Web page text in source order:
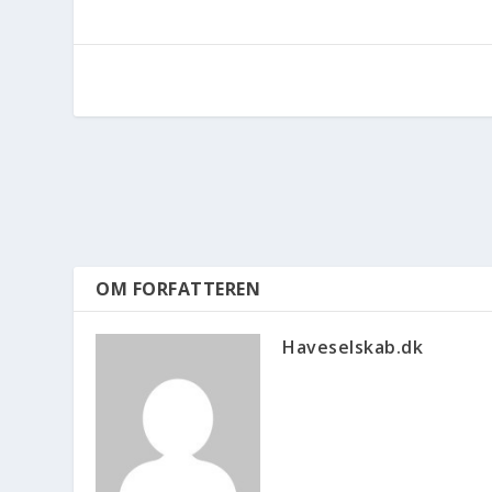
OM FORFATTEREN
Haveselskab.dk